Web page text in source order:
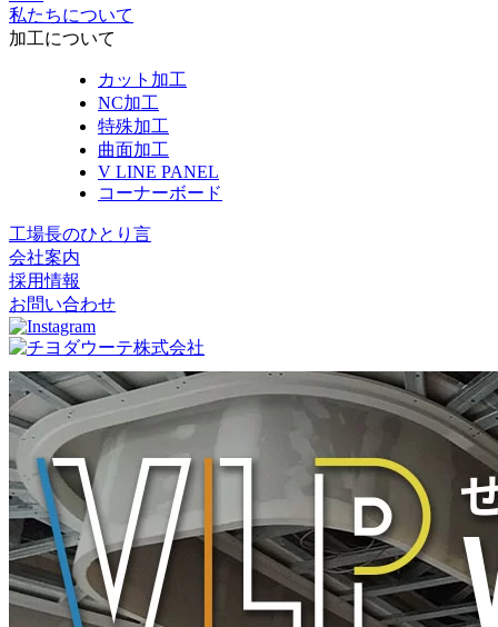
私たちについて
加工について
カット加工
NC加工
特殊加工
曲面加工
V LINE PANEL
コーナーボード
工場長のひとり言
会社案内
採用情報
お問い合わせ